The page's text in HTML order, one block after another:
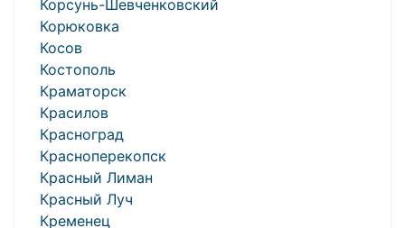
Корсунь-Шевченковский
Корюковка
Косов
Костополь
Краматорск
Красилов
Красноград
Красноперекопск
Красный Лиман
Красный Луч
Кременец